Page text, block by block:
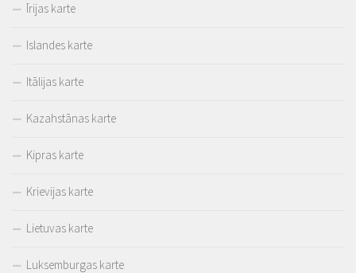
Īrijas karte
Islandes karte
Itālijas karte
Kazahstānas karte
Kipras karte
Krievijas karte
Lietuvas karte
Luksemburgas karte